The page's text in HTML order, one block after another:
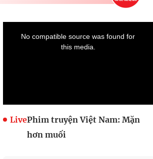
Multiform
Doanh nhân Sài
Gòn
LivePhim truyện Việt Nam: Mặn
hơn muối